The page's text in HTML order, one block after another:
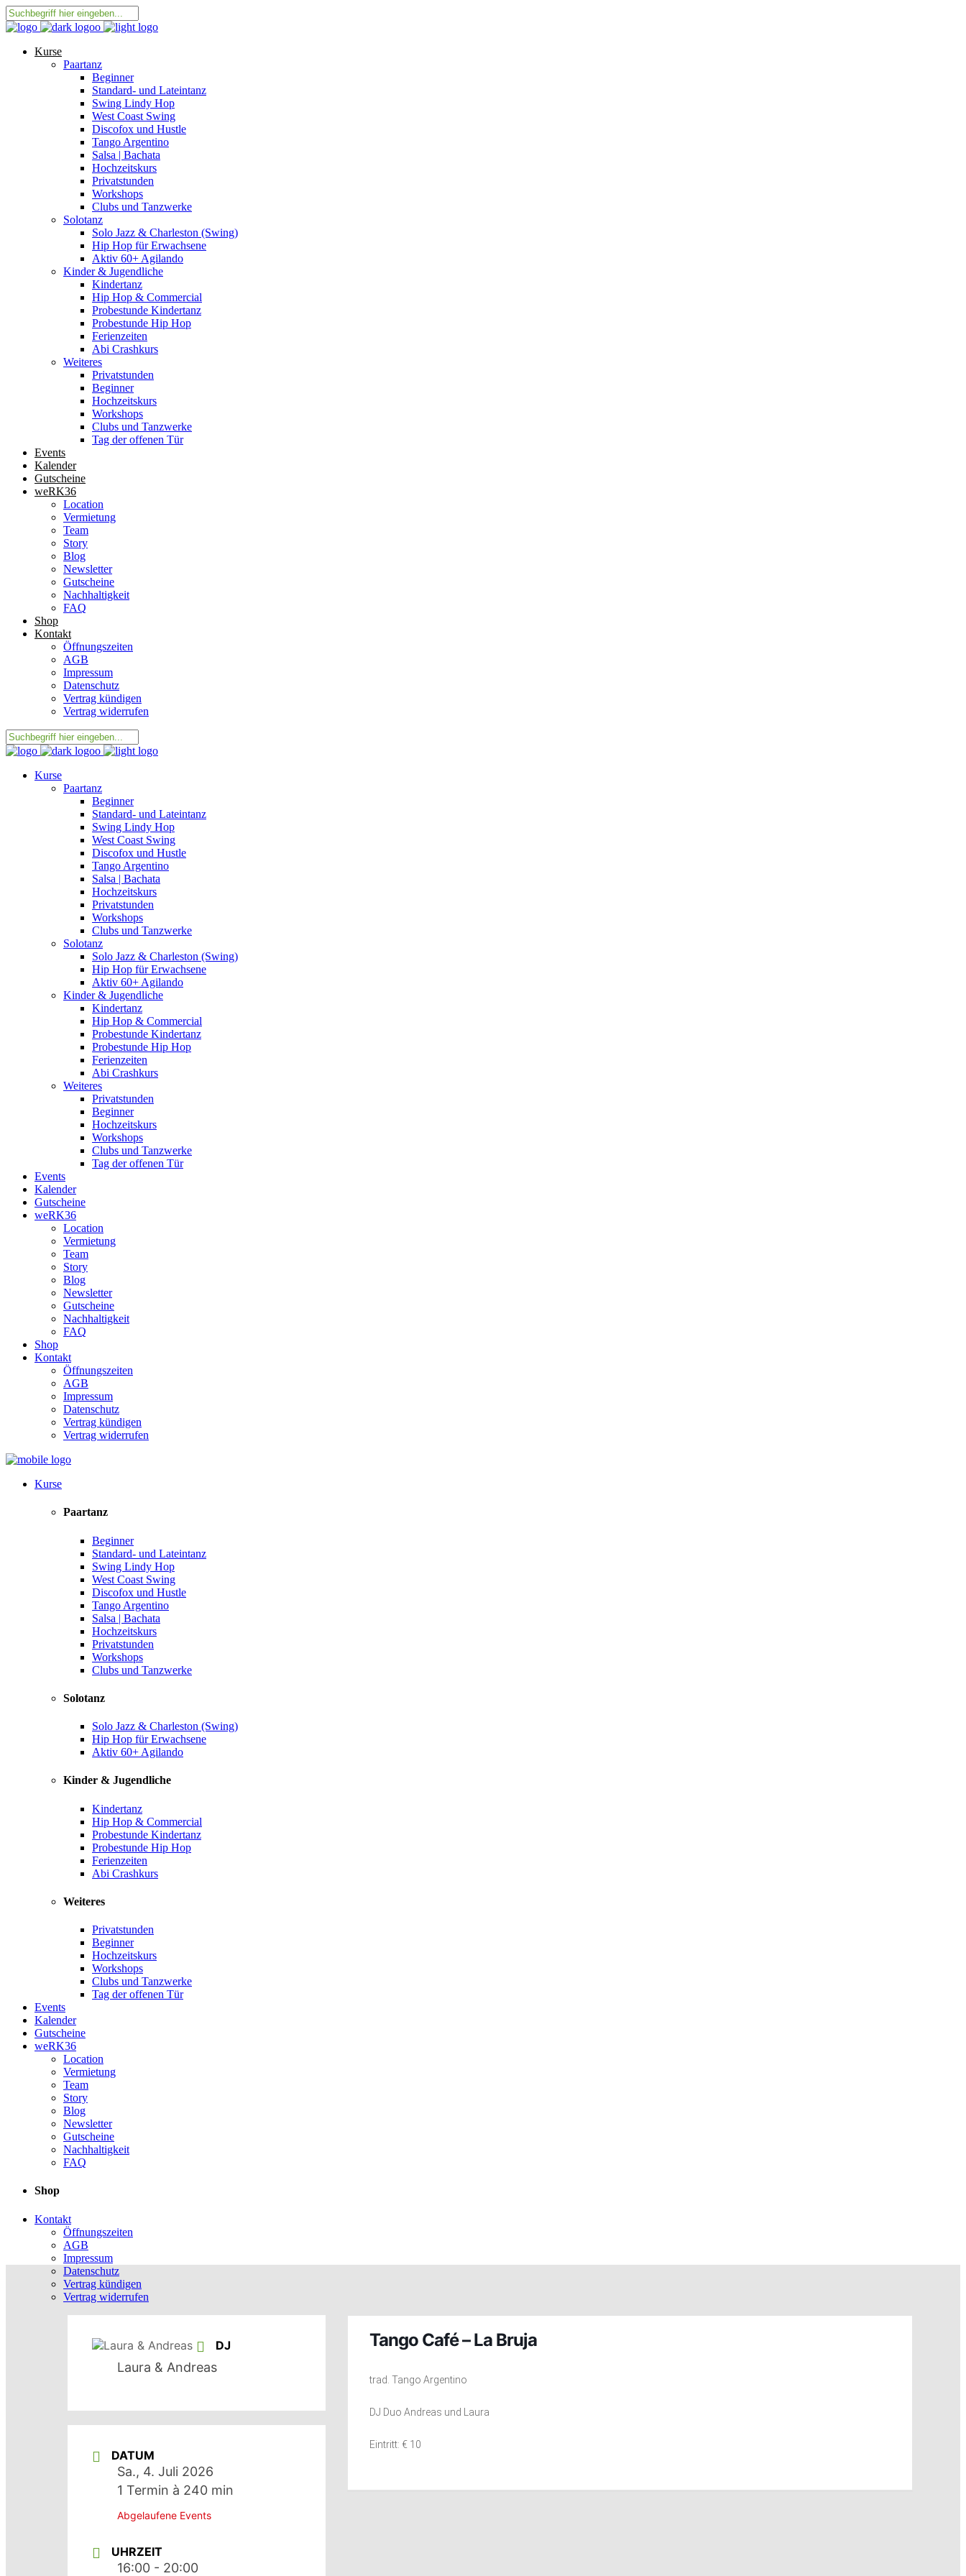
Kurse
Paartanz
Beginner
Standard- und Lateintanz
Swing Lindy Hop
West Coast Swing
Discofox und Hustle
Tango Argentino
Salsa | Bachata
Hochzeitskurs
Privatstunden
Workshops
Clubs und Tanzwerke
Solotanz
Solo Jazz & Charleston (Swing)
Hip Hop für Erwachsene
Aktiv 60+ Agilando
Kinder & Jugendliche
Kindertanz
Hip Hop & Commercial
Probestunde Kindertanz
Probestunde Hip Hop
Ferienzeiten
Abi Crashkurs
Weiteres
Privatstunden
Beginner
Hochzeitskurs
Workshops
Clubs und Tanzwerke
Tag der offenen Tür
Events
Kalender
Gutscheine
weRK36
Location
Vermietung
Team
Story
Blog
Newsletter
Gutscheine
Nachhaltigkeit
FAQ
Shop
Kontakt
Öffnungszeiten
AGB
Impressum
Datenschutz
Vertrag kündigen
Vertrag widerrufen
Kurse
Paartanz
Beginner
Standard- und Lateintanz
Swing Lindy Hop
West Coast Swing
Discofox und Hustle
Tango Argentino
Salsa | Bachata
Hochzeitskurs
Privatstunden
Workshops
Clubs und Tanzwerke
Solotanz
Solo Jazz & Charleston (Swing)
Hip Hop für Erwachsene
Aktiv 60+ Agilando
Kinder & Jugendliche
Kindertanz
Hip Hop & Commercial
Probestunde Kindertanz
Probestunde Hip Hop
Ferienzeiten
Abi Crashkurs
Weiteres
Privatstunden
Beginner
Hochzeitskurs
Workshops
Clubs und Tanzwerke
Tag der offenen Tür
Events
Kalender
Gutscheine
weRK36
Location
Vermietung
Team
Story
Blog
Newsletter
Gutscheine
Nachhaltigkeit
FAQ
Shop
Kontakt
Öffnungszeiten
AGB
Impressum
Datenschutz
Vertrag kündigen
Vertrag widerrufen
Kurse
Paartanz
Beginner
Standard- und Lateintanz
Swing Lindy Hop
West Coast Swing
Discofox und Hustle
Tango Argentino
Salsa | Bachata
Hochzeitskurs
Privatstunden
Workshops
Clubs und Tanzwerke
Solotanz
Solo Jazz & Charleston (Swing)
Hip Hop für Erwachsene
Aktiv 60+ Agilando
Kinder & Jugendliche
Kindertanz
Hip Hop & Commercial
Probestunde Kindertanz
Probestunde Hip Hop
Ferienzeiten
Abi Crashkurs
Weiteres
Privatstunden
Beginner
Hochzeitskurs
Workshops
Clubs und Tanzwerke
Tag der offenen Tür
Events
Kalender
Gutscheine
weRK36
Location
Vermietung
Team
Story
Blog
Newsletter
Gutscheine
Nachhaltigkeit
FAQ
Shop
Kontakt
Öffnungszeiten
AGB
Impressum
Datenschutz
Vertrag kündigen
Vertrag widerrufen
DJ
Laura & Andreas
DATUM
Sa., 4. Juli 2026
1 Termin à 240 min
Abgelaufene Events
UHRZEIT
16:00 - 20:00
Tango Café – La Bruja
trad. Tango Argentino
DJ Duo Andreas und Laura
Eintritt: € 10